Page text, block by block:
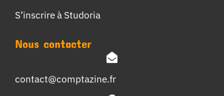
S’inscrire à Studoria
Nous contacter
contact@comptazine.fr